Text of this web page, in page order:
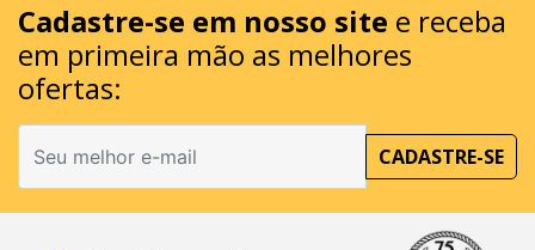
Cadastre-se em nosso site e receba
em primeira mão as melhores
ofertas:
CADASTRE-SE